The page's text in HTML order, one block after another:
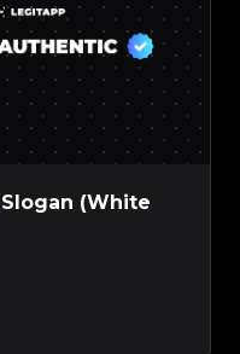
(White